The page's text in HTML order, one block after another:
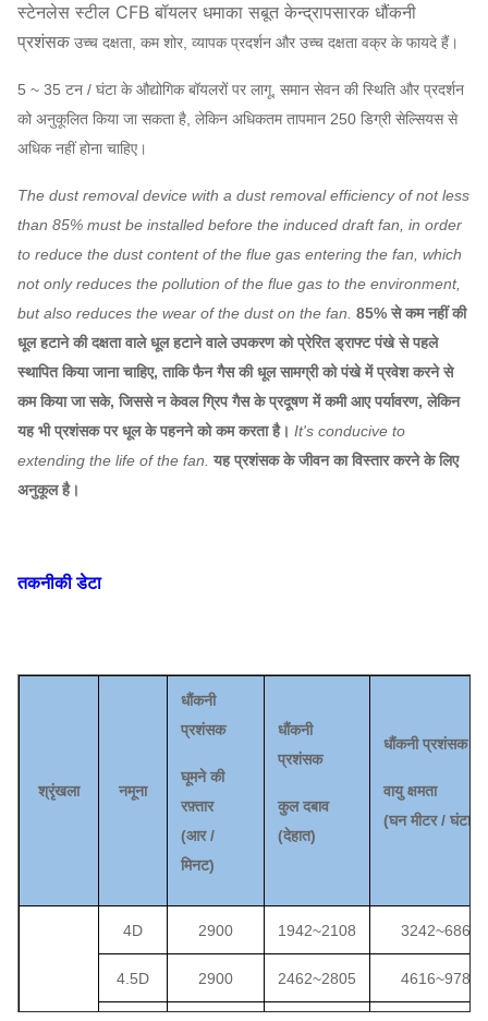
स्टेनलेस स्टील CFB बॉयलर धमाका सबूत केन्द्रापसारक धौंकनी
प्रशंसक उच्च दक्षता, कम शोर, व्यापक प्रदर्शन और उच्च दक्षता वक्र के फायदे हैं।
5 ~ 35 टन / घंटा के औद्योगिक बॉयलरों पर लागू, समान सेवन की स्थिति और प्रदर्शन
को अनुकूलित किया जा सकता है, लेकिन अधिकतम तापमान 250 डिग्री सेल्सियस से
अधिक नहीं होना चाहिए।
The dust removal device with a dust removal efficiency of not less
than 85% must be installed before the induced draft fan, in order
to reduce the dust content of the flue gas entering the fan, which
not only reduces the pollution of the flue gas to the environment,
but also reduces the wear of the dust on the fan. 85% से कम नहीं की
धूल हटाने की दक्षता वाले धूल हटाने वाले उपकरण को प्रेरित ड्राफ्ट पंखे से पहले
स्थापित किया जाना चाहिए, ताकि फैन गैस की धूल सामग्री को पंखे में प्रवेश करने से
कम किया जा सके, जिससे न केवल ग्रिप गैस के प्रदूषण में कमी आए पर्यावरण, लेकिन
यह भी प्रशंसक पर धूल के पहनने को कम करता है। It's conducive to
extending the life of the fan. यह प्रशंसक के जीवन का विस्तार करने के लिए
अनुकूल है।
तकनीकी डेटा
श्रृंखला नमूना
धौंकनी
प्रशंसक
घूमने की
रफ़्तार
(आर /
मिनट)
धौंकनी
प्रशंसक
कुल दबाव
(देहात)
धौंकनी प्रशंसक
वायु क्षमता
(घन मीटर / घंटा
4D 2900 1942~2108 3242~6869
4.5D 2900 2462~2805 4616~9781